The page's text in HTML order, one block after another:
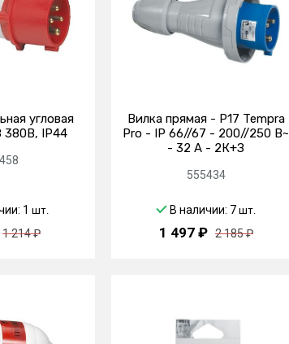
угловая
380В, IP44
1шт.
1 214 ₽
Вилка прямая - P17 Tempra
Pro - IP 66//67 - 200//250 В~
- 32 A - 2К+З
555434
В наличии: 7 шт.
1 497 ₽ 2 185 ₽